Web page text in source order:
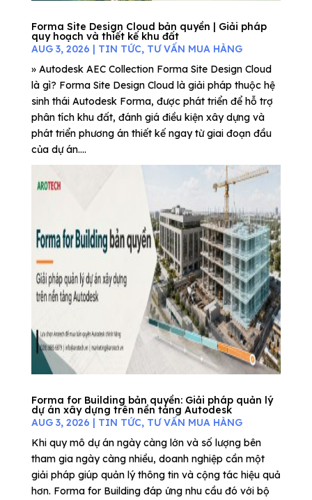
Forma Site Design Cloud bản quyền | Giải pháp
quy hoạch và thiết kế khu đất
AUG 3, 2026 | TIN TỨC, TƯ VẤN MUA HÀNG
» Autodesk AEC Collection Forma Site Design Cloud
là gì? Forma Site Design Cloud là giải pháp thuộc hệ
sinh thái Autodesk Forma, được phát triển để hỗ trợ
phân tích khu đất, đánh giá điều kiện xây dựng và
phát triển phương án thiết kế ngay từ giai đoạn đầu
của dự án....
Forma for Building bản quyền: Giải pháp quản lý
dự án xây dựng trên nền tảng Autodesk
AUG 3, 2026 | TIN TỨC, TƯ VẤN MUA HÀNG
Khi quy mô dự án ngày càng lớn và số lượng bên
tham gia ngày càng nhiều, doanh nghiệp cần một
giải pháp giúp quản lý thông tin và cộng tác hiệu quả
hơn. Forma for Building đáp ứng nhu cầu đó với bộ